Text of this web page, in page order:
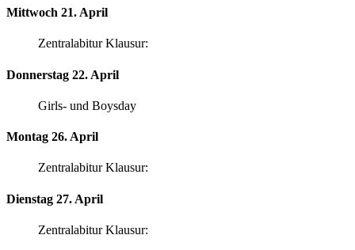
Mittwoch 21. April
Zentralabitur Klausur:
Donnerstag 22. April
Girls- und Boysday
Montag 26. April
Zentralabitur Klausur:
Dienstag 27. April
Zentralabitur Klausur: